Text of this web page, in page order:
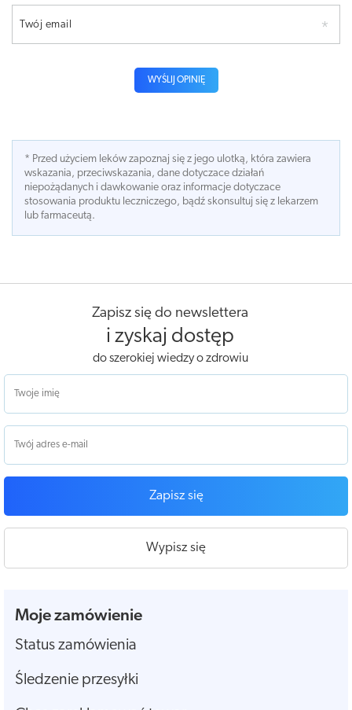
Twój email
WYŚLIJ OPINIĘ
* Przed użyciem leków zapoznaj się z jego ulotką, która zawiera
wskazania, przeciwskazania, dane dotyczace działań
niepożądanych i dawkowanie oraz informacje dotyczace
stosowania produktu leczniczego, bądź skonsultuj się z lekarzem
lub farmaceutą.
Zapisz się do newslettera
i zyskaj dostęp
do szerokiej wiedzy o zdrowiu
Zapisz się
Wypisz się
Moje zamówienie
Status zamówienia
Śledzenie przesyłki